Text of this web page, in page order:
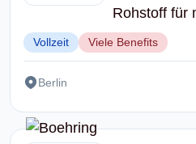
Rohstoff für
Vollzeit Viele Benefits
Berlin